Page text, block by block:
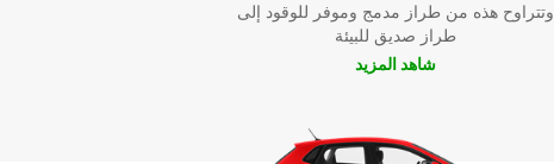
وتتراوح هذه من طراز مدمج وموفر للوقود إلى
طراز صديق للبيئة
شاهد المزيد